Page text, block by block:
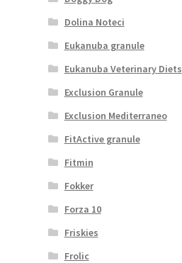
Dolina Noteci
Eukanuba granule
Eukanuba Veterinary Diets
Exclusion Granule
Exclusion Mediterraneo
FitActive granule
Fitmin
Fokker
Forza 10
Friskies
Frolic